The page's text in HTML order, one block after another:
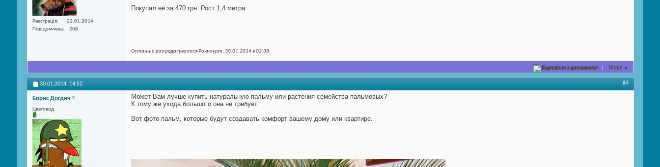
Реєстрація
22.01.2014
Повідомлень
208
Покупал её за 470 грн. Рост 1,4 метра.
Останній раз редагувалося Рокнаурт; 30.01.2014 в02:38.
Відповісти з цитуванням Вгору ▲
30.01.2014, 14:52 #4
Борис Догдич
Цветовод
Может Вам лучше купить натуральную пальму или растения семейства пальмовых?
К тому же ухода большого она не требует.
Вот фото пальм, которые будут создавать комфорт вашему дому или квартире.